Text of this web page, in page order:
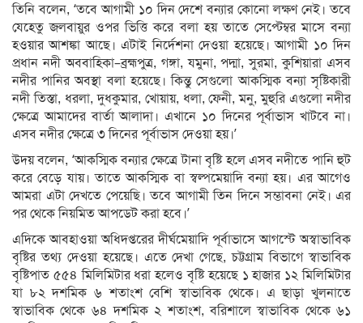
তিনি বলেন, ‘তবে আগামী ১০ দিন দেশে বন্যার কোনো লক্ষণ নেই। তবে
যেহেতু জলবায়ুর ওপর ভিত্তি করে বলা হয় তাতে সেপ্টেম্বর মাসে বন্যা
হওয়ার আশঙ্কা আছে। এটাই নির্দেশনা দেওয়া হয়েছে। আগামী ১০ দিন
প্রধান নদী অববাহিকা–ব্রহ্মপুত্র, গঙ্গা, যমুনা, পদ্মা, সুরমা, কুশিয়ারা এসব
নদীর পানির অবস্থা বলা হয়েছে। কিন্তু সেগুলো আকস্মিক বন্যা সৃষ্টিকারী
নদী তিস্তা, ধরলা, দুধকুমার, খোয়ায়, ধলা, ফেনী, মনু, মুহুরি এগুলো নদীর
ক্ষেত্রে আমাদের বার্তা আলাদা। এখানে ১০ দিনের পূর্বাভাস খাটবে না।
এসব নদীর ক্ষেত্রে ৩ দিনের পূর্বাভাস দেওয়া হয়।’
উদয় বলেন, ‘আকস্মিক বন্যার ক্ষেত্রে টানা বৃষ্টি হলে এসব নদীতে পানি হুট
করে বেড়ে যায়। তাতে আকস্মিক বা স্বল্পমেয়াদি বন্যা হয়। এর আগেও
আমরা এটা দেখতে পেয়েছি। তবে আগামী তিন দিনে সম্ভাবনা নেই। এর
পর থেকে নিয়মিত আপডেট করা হবে।’
এদিকে আবহাওয়া অধিদপ্তরের দীর্ঘমেয়াদি পূর্বাভাসে আগস্টে অস্বাভাবিক
বৃষ্টির তথ্য দেওয়া হয়েছে। এতে দেখা গেছে, চট্টগ্রাম বিভাগে স্বাভাবিক
বৃষ্টিপাত ৫৫৪ মিলিমিটার ধরা হলেও বৃষ্টি হয়েছে ১ হাজার ১২ মিলিমিটার
যা ৮২ দশমিক ৬ শতাংশ বেশি স্বাভাবিক থেকে। এ ছাড়া খুলনাতে
স্বাভাবিক থেকে ৬৪ দশমিক ২ শতাংশ, বরিশালে স্বাভাবিক থেকে ৬১